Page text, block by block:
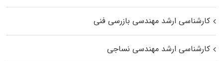
کارشناسی ارشد مهندسی بازرسی فنی
کارشناسی ارشد مهندسی نساجی